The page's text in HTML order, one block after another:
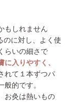
もしれません
のに対し、よく使
らいの細さで
入りやすく、
れて１本ずつパ
的です。
お灸は熱いもの